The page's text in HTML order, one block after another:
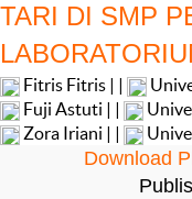
TARI DI SMP
Fitris Fitris | |
Fuji Astuti | |
Zora Iriani | |
Download